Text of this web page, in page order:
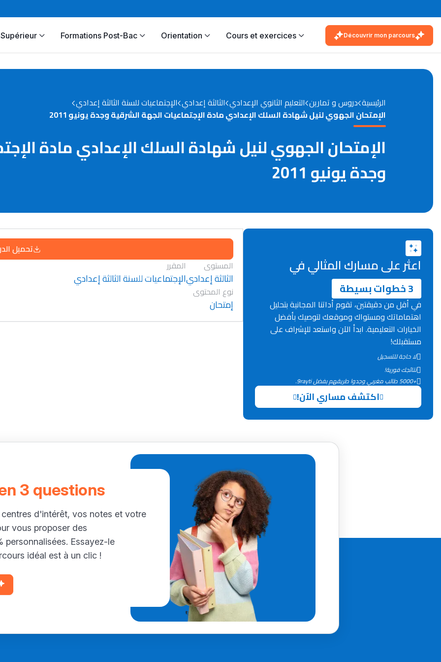
Formations Post-Bac Orientation Cours et exercices Découvrir mon parcours
الرئيسية دروس و تمارين التعليم الثانوي الإعدادي الثالثة إعدادي الإجتماعيات للسنة الثالثة إعدادي
الإمتحان الجهوي لنيل شهادة السلك الإعدادي مادة الإجتماعيات الجهة الشرقية وجدة يونيو 2011
الإمتحان الجهوي لنيل شهادة السلك الإعدادي مادة
وجدة يونيو 2011
تحميل
المستوى
الثالثة إعدادي
المقرر
الإجتماعيات للسنة الثالثة إعدادي
نوع المحتوى
إمتحان
اعثر على مسارك المثالي في
3 خطوات بسيطة
في أقل من دقيقتين، تقوم أداتنا المجانية بتحليل
اهتماماتك ومستواك وموقعك لتوصيك بأفضل
الخيارات التعليمية. ابدأ الآن واستعد للإشراف على
مستقبلك!
لا حاجة للتسجيل
نتائجك فورية!
+5000 طالب مغربي وجدوا طريقهم بفضل 9rayti.
اكتشف مساري الآن!
3 questions
d'intérêt, vos notes et votre
vous proposer des
personnalisées. Essayez-le
idéal est à un clic !